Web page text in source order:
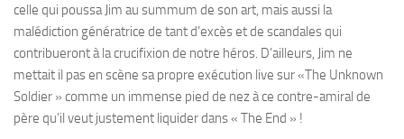
celle qui poussa Jim au summum de son art, mais aussi la
malédiction génératrice de tant d’excès et de scandales qui
contribueront à la crucifixion de notre héros. D’ailleurs, Jim ne
mettait il pas en scène sa propre exécution live sur «The Unknown
Soldier » comme un immense pied de nez à ce contre-amiral de
père qu’il veut justement liquider dans « The End » !